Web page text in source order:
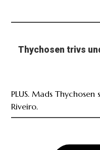
Thychosen trivs
PLUS. Mads
Riveiro.